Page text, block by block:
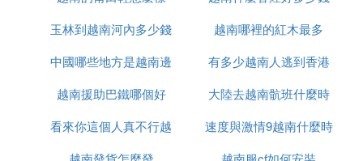
火車票價：硬座70.5元，硬卧132元，軟卧
161元。
從河口北站到越南老街
到達河口北站後，可以選擇乘坐公交或的
公交價格兩元一人，但車次較少，且通常
八點後才發車。
玉林到越南河內多少錢
越南哪裡的紅木最多
中國哪些地方是越南邊
境
有多少越南人逃到香港
越南援助巴鐵哪個好
大陸去越南骯班什麼時
候能正常
看來你這個人真不行越
速度與激情9越南什麼時